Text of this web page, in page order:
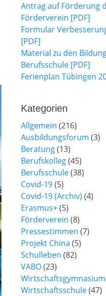
Antrag auf Förderung
Förderverein [PDF]
Formular
[PDF]
Material zu den
Berufsschule [PDF]
Ferienplan Tübingen
Kategorien
Allgemein (216)
Ausbildungsforum (3)
Beratung(13)
Berufskolleg(45)
Berufsschule(38)
Covid-19(5)
Covid-19 (Archiv) (4)
Erasmus+(5)
Förderverein (8)
Pressestimmen (7)
Projekt China (5)
Schulleben (82)
VABO(23)
Wirtschaftsgymnasium
Wirtschaftsschule(47)